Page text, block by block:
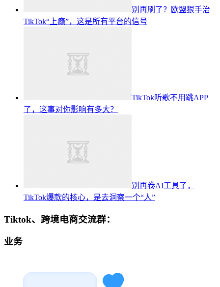
别再刷了？欧盟狠手治
TikTok“上瘾”，这是所有平台的信号
TikTok听歌不用跳APP
了，这事对你影响有多大？
别再卷AI工具了，
TikTok爆款的核心，是去洞察一个“人”
Tiktok、跨境电商交流群：
业务